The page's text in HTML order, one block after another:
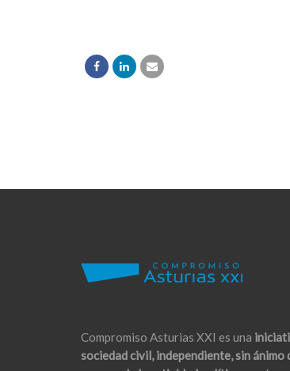
Compromiso Asturias XXI es una
sociedad civil, independiente, sin ánimo